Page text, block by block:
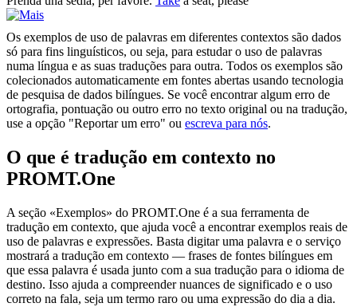
Os exemplos de uso de palavras em diferentes contextos são dados
só para fins linguísticos, ou seja, para estudar o uso de palavras
numa língua e as suas traduções para outra. Todos os exemplos são
colecionados automaticamente em fontes abertas usando tecnologia
de pesquisa de dados bilíngues. Se você encontrar algum erro de
ortografia, pontuação ou outro erro no texto original ou na tradução,
use a opção "Reportar um erro" ou escreva para nós.
O que é tradução em contexto no
PROMT.One
A seção «Exemplos» do PROMT.One é a sua ferramenta de
tradução em contexto, que ajuda você a encontrar exemplos reais de
uso de palavras e expressões. Basta digitar uma palavra e o serviço
mostrará a tradução em contexto — frases de fontes bilíngues em
que essa palavra é usada junto com a sua tradução para o idioma de
destino. Isso ajuda a compreender nuances de significado e o uso
correto na fala, seja um termo raro ou uma expressão do dia a dia.